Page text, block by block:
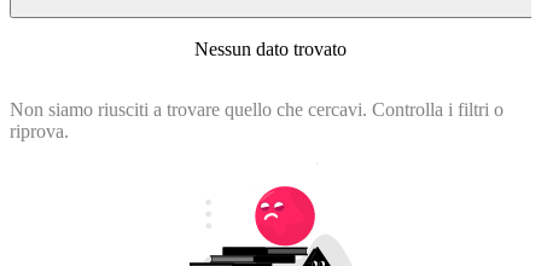
Nessun dato trovato
Non siamo riusciti a trovare quello che cercavi. Controlla i filtri o
riprova.